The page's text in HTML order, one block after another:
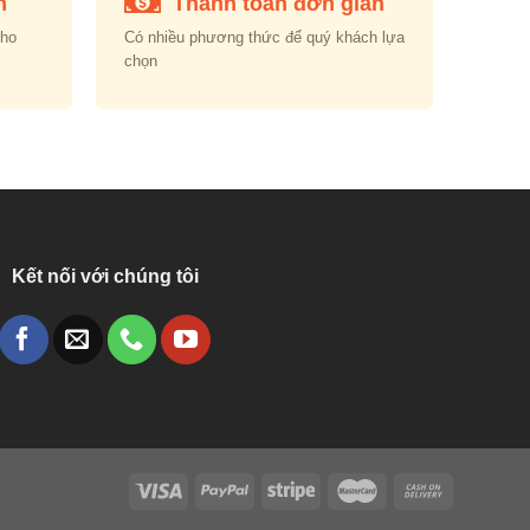
Có nhiều phương thức để quý khách lựa
chọn
Kết nối với chúng tôi